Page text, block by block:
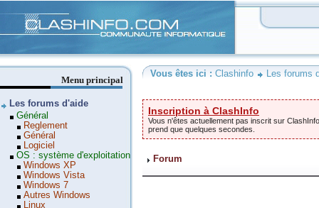
Vous êtes ici : Clashinfo Les forums
Inscription à ClashInfo
Vous n'êtes actuellement pas inscrit sur
prend que quelques secondes.
Forum
Menu principal
Les forums d'aide
Général
Reglement
Général
Logiciel
OS : système d'exploitation
Windows XP
Windows Vista
Windows 7
Autres Windows
Linux